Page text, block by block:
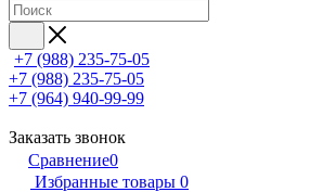
+7 (988) 235-75-05
+7 (988) 235-75-05
+7 (964) 940-99-99
Заказать звонок
Сравнение0
Избранные товары 0